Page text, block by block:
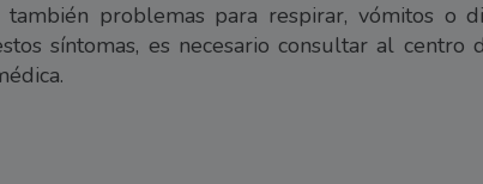
problemas para respirar, vómitos o
síntomas, es necesario consultar al centro